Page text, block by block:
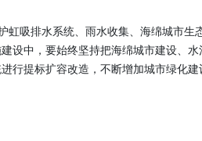
虹吸排水系统、雨水收集、海绵城市
设中，要始终坚持把海绵城市建设、
行提标扩容改造，不断增加城市绿化建